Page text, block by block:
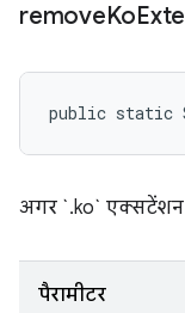
removeKo
public static
अगर `.ko` एक्सटेंशन
पैरामीटर